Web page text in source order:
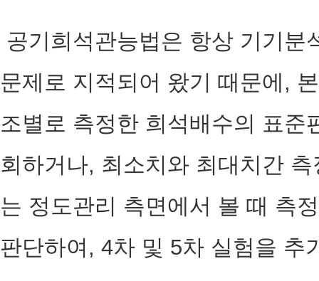
공기희석관능법은 항상 기기분
문제로 지적되어 왔기 때문에,
조별로 측정한 희석배수의 표
회하거나, 최소치와 최대치간
는 정도관리 측면에서 볼 때 측
판단하여, 4차 및 5차 실험을 추